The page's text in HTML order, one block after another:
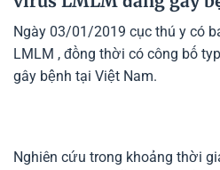
Ngày 03/01/2019 cục thú y có
LMLM , đồng thời có công bố
gây bệnh tại Việt Nam.
Nghiên cứu trong khoảng thời